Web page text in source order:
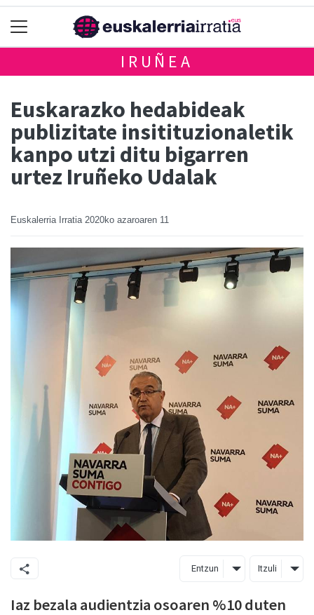
IRUÑEA
Euskarazko hedabideak
publizitate insitituzionaletik
kanpo utzi ditu bigarren
urtez Iruñeko Udalak
Euskalerria Irratia 2020ko azaroaren 11
Entzun Itzuli
Iaz bezala audientzia osoaren %10 duten